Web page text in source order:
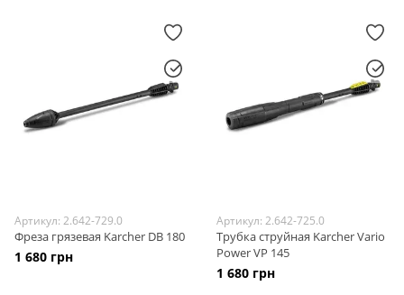
Артикул: 2.642-729.0
Фреза грязевая Karcher DB 180
1 680 грн
Артикул: 2.642-725.0
Трубка струйная Karcher Vario
Power VP 145
1 680 грн